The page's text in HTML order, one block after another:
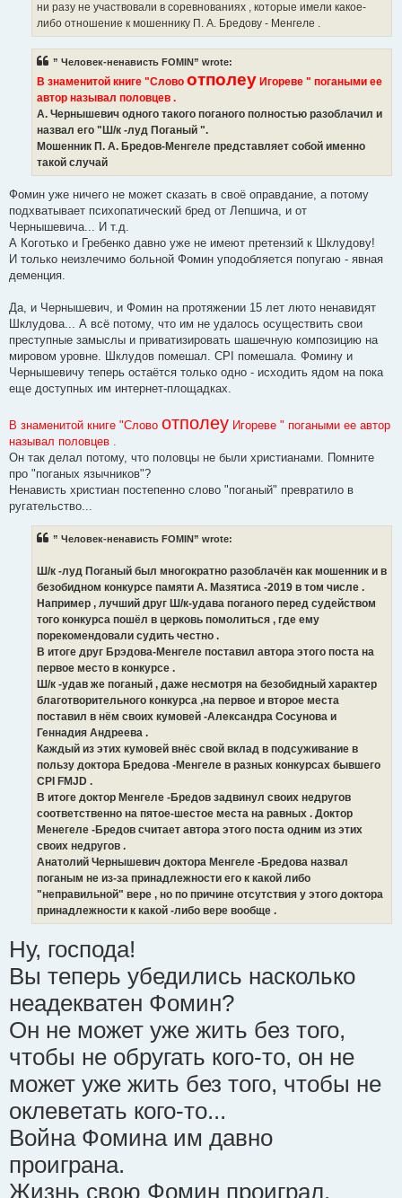
ни разу не участвовали в соревнованиях , которые имели какое-
либо отношение к мошеннику П. А. Бредову - Менгеле .
” Человек-ненависть FOMIN” wrote:
В знаменитой книге "Слово отполеу Игореве " погаными ее
автор называл половцев .
А. Чернышевич одного такого поганого полностью разоблачил и
назвал его "Ш/к -луд Поганый ".
Мошенник П. А. Бредов-Менгеле представляет собой именно
такой случай
Фомин уже ничего не может сказать в своё оправдание, а потому
подхватывает психопатический бред от Лепшича, и от
Чернышевича... И т.д.
А Коготько и Гребенко давно уже не имеют претензий к Шклудову!
И только неизлечимо больной Фомин уподобляется попугаю - явная
деменция.
Да, и Чернышевич, и Фомин на протяжении 15 лет люто ненавидят
Шклудова... А всё потому, что им не удалось осуществить свои
преступные замыслы и приватизировать шашечную композицию на
мировом уровне. Шклудов помешал. CPI помешала. Фомину и
Чернышевичу теперь остаётся только одно - исходить ядом на пока
еще доступных им интернет-площадках.
В знаменитой книге "Слово отполеу Игореве " погаными ее автор
называл половцев .
Он так делал потому, что половцы не были христианами. Помните
про "поганых язычников"?
Ненависть христиан постепенно слово "поганый" превратило в
ругательство...
” Человек-ненависть FOMIN” wrote:
Ш/к -луд Поганый был многократно разоблачён как мошенник и в
безобидном конкурсе памяти А. Мазятиса -2019 в том числе .
Например , лучший друг Ш/к-удава поганого перед судейством
того конкурса пошёл в церковь помолиться , где ему
порекомендовали судить честно .
В итоге друг Брэдова-Менгеле поставил автора этого поста на
первое место в конкурсе .
Ш/к -удав же поганый , даже несмотря на безобидный характер
благотворительного конкурса ,на первое и второе места
поставил в нём своих кумовей -Александра Сосунова и
Геннадия Андреева .
Каждый из этих кумовей внёс свой вклад в подсуживание в
пользу доктора Бредова -Менгеле в разных конкурсах бывшего
CPI FMJD .
В итоге доктор Менгеле -Бредов задвинул своих недругов
соответственно на пятое-шестое места на равных . Доктор
Менегеле -Бредов считает автора этого поста одним из этих
своих недругов .
Анатолий Чернышевич доктора Менгеле -Бредова назвал
поганым не из-за принадлежности его к какой либо
"неправильной" вере , но по причине отсутствия у этого доктора
принадлежности к какой -либо вере вообще .
Ну, господа!
Вы теперь убедились насколько
неадекватен Фомин?
Он не может уже жить без того,
чтобы не обругать кого-то, он не
может уже жить без того, чтобы не
оклеветать кого-то...
Война Фомина им давно
проиграна.
Жизнь свою Фомин проиграл.